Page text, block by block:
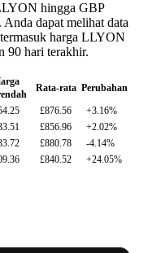
hingga GBP
dapat melihat data
harga LLYON
90 hari terakhir.
Rata-rata Perubahan
£876.56
+3.16%
£856.96
+2.02%
£880.78
-4.14%
£840.52 +24.05%